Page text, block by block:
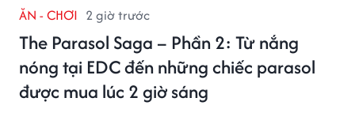
ĂN - CHƠI 2 giờ trước
The Parasol Saga – Phần 2: Từ nắng
nóng tại EDC đến những chiếc parasol
được mua lúc 2 giờ sáng